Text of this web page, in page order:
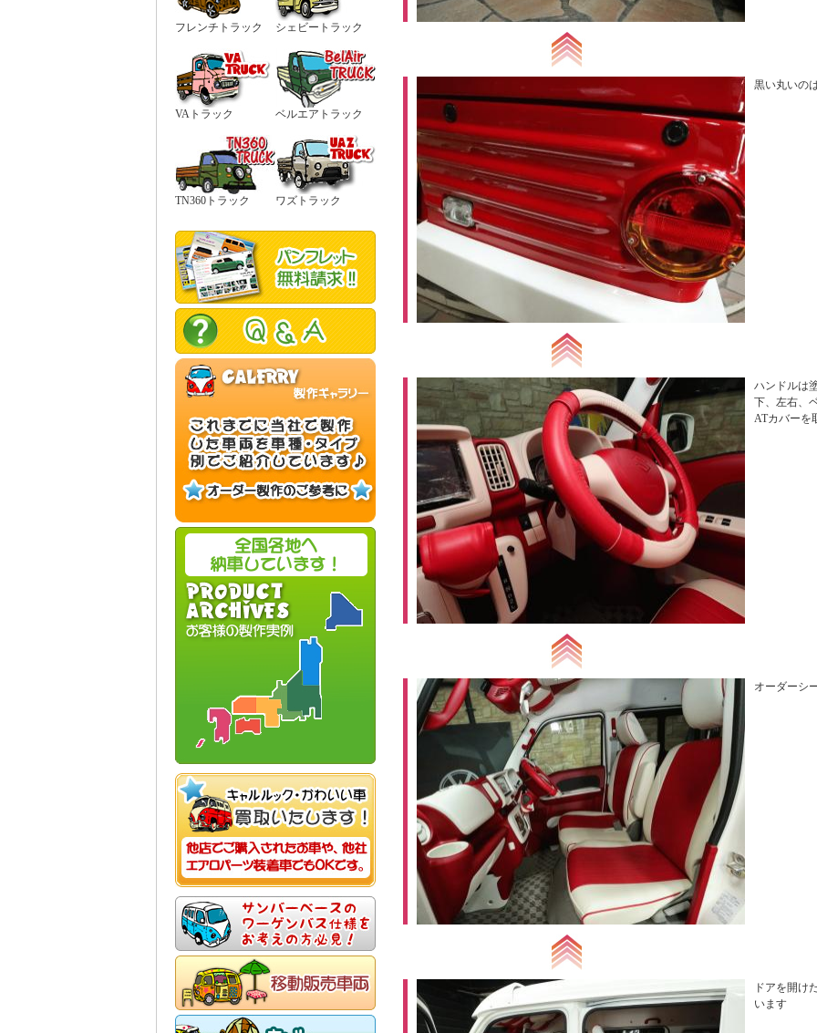
フレンチトラック シェビートラック
VAトラック ベルエアトラック
TN360トラック ワズトラック
黒い丸いの
ハンドルは
下、左右、
ATカバーを
オーダーシ
ドアを開け
います